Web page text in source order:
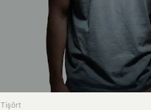
Tişört